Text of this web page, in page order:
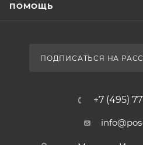
ПОМОЩЬ
ПОДПИСАТЬСЯ НА
+7 (495)